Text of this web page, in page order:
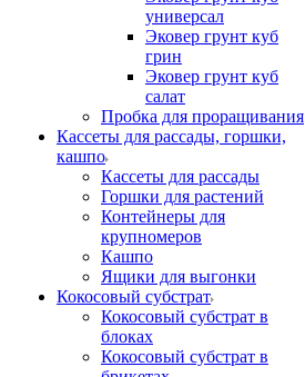
универсал
Эковер грунт куб
грин
Эковер грунт куб
салат
Пробка для проращивания
Кассеты для рассады, горшки,
кашпо
Кассеты для рассады
Горшки для растений
Контейнеры для
крупномеров
Кашпо
Ящики для выгонки
Кокосовый субстрат
Кокосовый субстрат в
блоках
Кокосовый субстрат в